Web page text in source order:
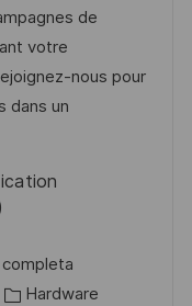
de
votre
nous pour
dans un
C
Hardware